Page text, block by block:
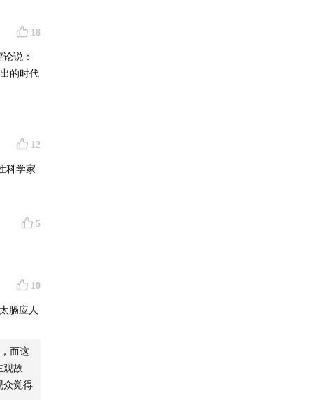
本海
关于
18
说：
的时代
12
科学家
5
10
膈应人
而这
观故
众觉得